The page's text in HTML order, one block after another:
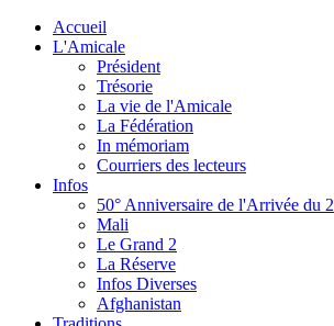
Accueil
L'Amicale
Président
Trésorie
La vie de l'Amicale
La Fédération
In mémoriam
Courriers des lecteurs
Infos
50° Anniversaire de l'Arrivée du 2
Mali
Le Grand 2
La Réserve
Infos Diverses
Afghanistan